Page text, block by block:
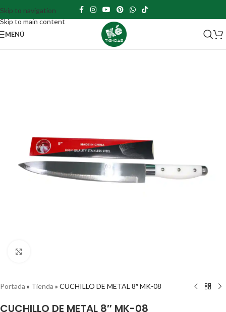
Skip to navigation
Skip to main content
MENÚ
Portada » Tienda » CUCHILLO DE METAL 8″ MK-08
CUCHILLO DE METAL 8″ MK-08